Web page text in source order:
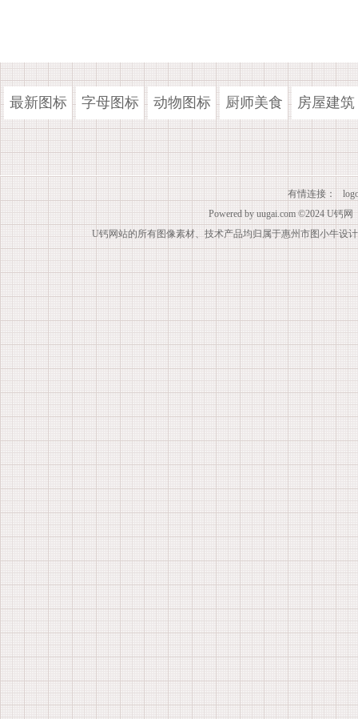
最新图标 字母图标 动物图标 厨师美食 房屋建筑
有情连接：
Powered by uugai.com ©2024 U钙网
U钙网站的所有图像素材、技术产品均归属于惠州市图小牛设